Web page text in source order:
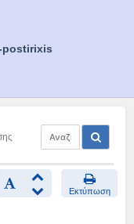
postirixis
Εκτύπωση